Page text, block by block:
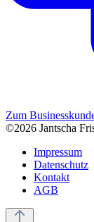
Zum
©2026 Jantscha
Impressum
Datenschutz
Kontakt
AGB